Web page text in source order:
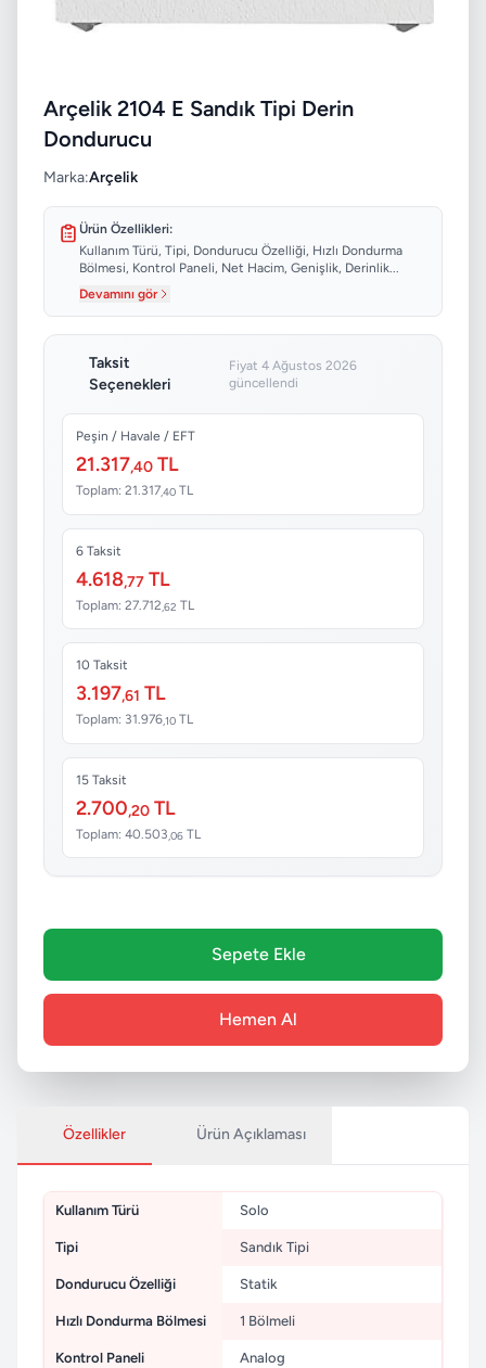
Arçelik 2104 E Sandık Tipi Derin
Dondurucu
Marka:Arçelik
Ürün Özellikleri:
Kullanım Türü, Tipi, Dondurucu Özelliği, Hızlı Dondurma
Bölmesi, Kontrol Paneli, Net Hacim, Genişlik, Derinlik...
Devamını gör
Taksit
Seçenekleri
Fiyat 4 Ağustos 2026
güncellendi
Peşin / Havale / EFT
21.317,40 TL
Toplam: 21.317,40 TL
6 Taksit
4.618,77 TL
Toplam: 27.712 ,62 TL
10 Taksit
3.197,61 TL
Toplam: 31.976,10 TL
15 Taksit
2.700,20 TL
Toplam: 40.503 ,06 TL
Sepete Ekle
Hemen Al
Özellikler Ürün Açıklaması
Kullanım Türü Solo
Tipi Sandık Tipi
Dondurucu Özelliği Statik
Hızlı Dondurma Bölmesi 1 Bölmeli
Kontrol Paneli Analog